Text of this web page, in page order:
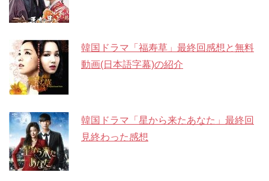
韓国ドラマ「福寿草」最終回感想と無料
動画(日本語字幕)の紹介
韓国ドラマ「星から来たあなた」最終回
見終わった感想